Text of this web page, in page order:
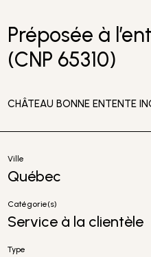
Préposée à
(CNP 65310)
CHÂTEAU BONNE ENTENTE
Ville
Québec
Catégorie(s)
Service à la clientèle
Type